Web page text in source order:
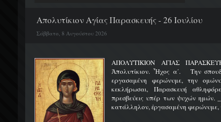
Απολυτίκιον Αγίας Παρασκευής - 26 Ιουλίου
Σάββατο, 8 Αυγούστου 2026
ΑΠΟΛΥΤΙΚΙΟΝ ΑΓΙΑΣ
Ἀπολυτίκιον. Ἦχος α΄. Την
εργασαμένη φερώνυμε, την
κεκλήρωσαι, Παρασκευή
πρεσβεύεις υπέρ των ψυχών ημών.
κατάλληλον, ἐργασαμένη φερώνυμε,